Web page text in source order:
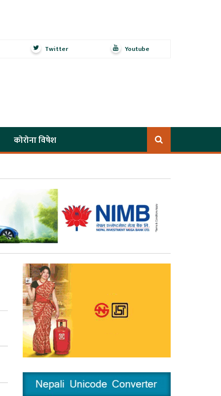
Twitter Youtube
कोरोना विषेश